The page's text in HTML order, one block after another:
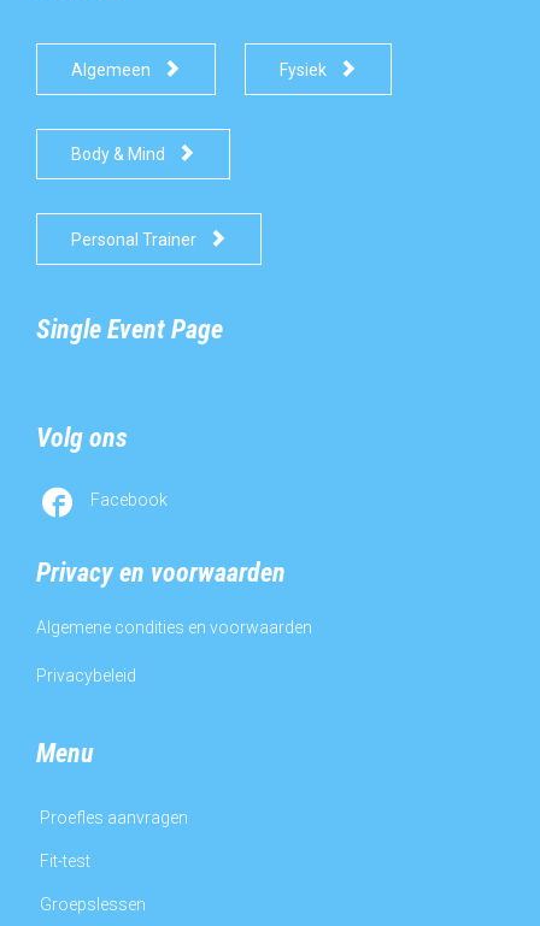
Algemeen  Fysiek 
Body & Mind 
Personal Trainer 
Single Event Page
Volg ons
 Facebook
Privacy en voorwaarden
Algemene condities en voorwaarden
Privacybeleid
Menu
Proefles aanvragen
Fit-test
Groepslessen